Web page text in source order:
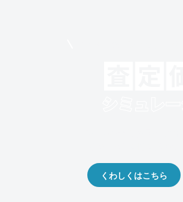
くわしくはこちら